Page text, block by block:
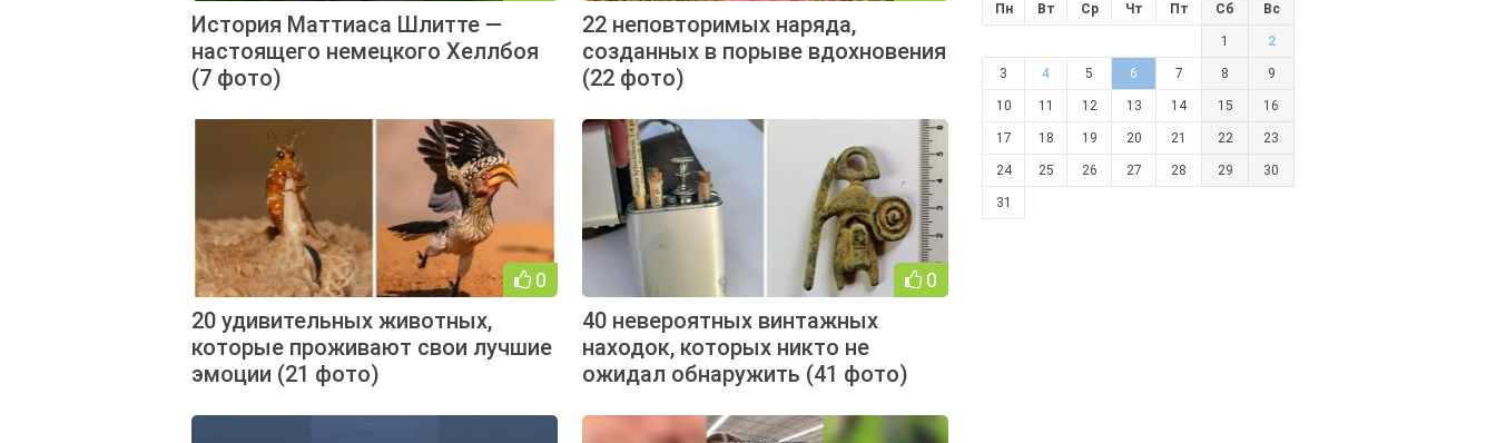
История Маттиаса Шлитте —
настоящего немецкого Хеллбоя
(7 фото)
22 неповторимых наряда,
созданных в порыве вдохновения
(22 фото)
0
20 удивительных животных,
которые проживают свои лучшие
эмоции (21 фото)
0
40 невероятных винтажных
находок, которых никто не
ожидал обнаружить (41 фото)
Пн Вт Ср Чт Пт Сб Вс
1 2
3 4 5 6 7 8 9
10 11 12 13 14 15 16
17 18 19 20 21 22 23
24 25 26 27 28 29 30
31